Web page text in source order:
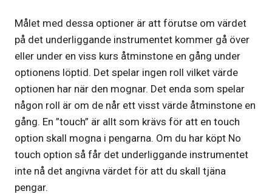
Målet med dessa optioner är att förutse om värdet
på det underliggande instrumentet kommer gå över
eller under en viss kurs åtminstone en gång under
optionens löptid. Det spelar ingen roll vilket värde
optionen har när den mognar. Det enda som spelar
någon roll är om de når ett visst värde åtminstone en
gång. En ”touch” är allt som krävs för att en touch
option skall mogna i pengarna. Om du har köpt No
touch option så får det underliggande instrumentet
inte nå det angivna värdet för att du skall tjäna
pengar.